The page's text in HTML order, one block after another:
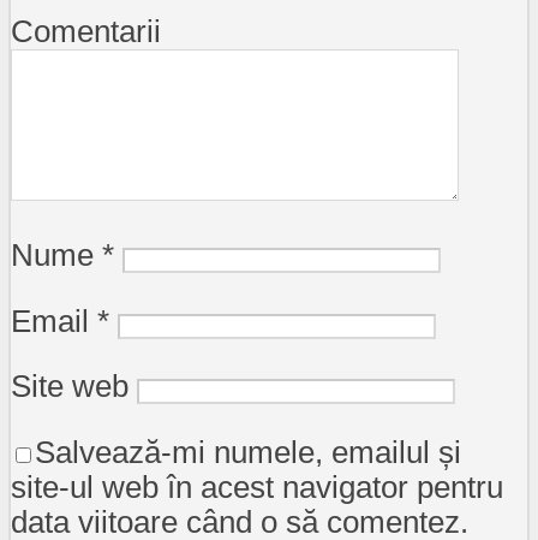
Comentarii
Nume *
Email *
Site web
Salvează-mi numele, emailul și
site-ul web în acest navigator pentru
data viitoare când o să comentez.